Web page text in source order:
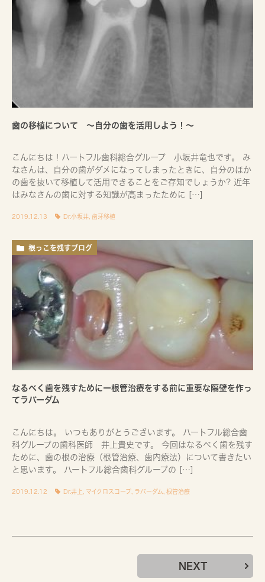
歯の移植について ～自分の歯を活用しよう！～
こんにちは！ハートフル歯科総合グループ 小坂井竜也です。 み
なさんは、自分の歯がダメになってしまったときに、自分のほか
の歯を抜いて移植して活用できることをご存知でしょうか? 近年
はみなさんの歯に対する知識が高まったために […]
2019.12.13 Dr.小坂井 歯牙移植
根っこを残すブログ
なるべく歯を残すためにー根管治療をする前に重要な隔壁を作っ
てラバーダム
こんにちは。 いつもありがとうございます。 ハートフル総合歯
科グループの歯科医師 井上貴史です。 今回はなるべく歯を残す
ために、歯の根の治療（根管治療、歯内療法）について書きたい
と思います。 ハートフル総合歯科グループの […]
2019.12.12 Dr.井上 マイクロスコープ ラバーダム 根管治療
NEXT